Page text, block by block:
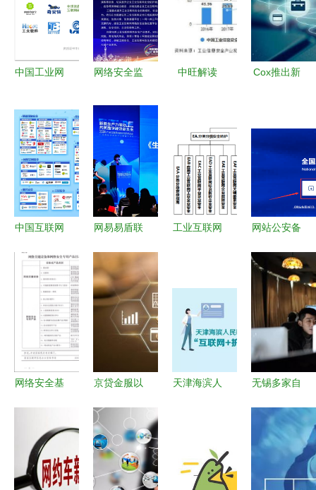
制成本与保
障安全
性防护屏障
中国工业网
产品类别
互联网安全
服务
网络安全监
工业和信息
化局深化互
联网安全服
务，筑牢数
字化转型防
线
中旺解读
市场现状及
竞争格局分
析——互联
网安全服务
Cox推出新
互联网速度
与安全服务
中国互联网
域企业50强
及公司介绍
网易易盾联
网协会发布
《生成式人
工智能服务
安全合规指
工业互联网
安全服务的
协同发展
网站公安备
细操作说明
（最新版）
——互联网
安全服务指
南
网络安全基
《网络关键
设备和网络
安全专用产
京贷金服以
创新驱动安
全服务升级
天津海滨人
理”与“互联
无锡多家自
查处，互联
网安全服务
再引关注